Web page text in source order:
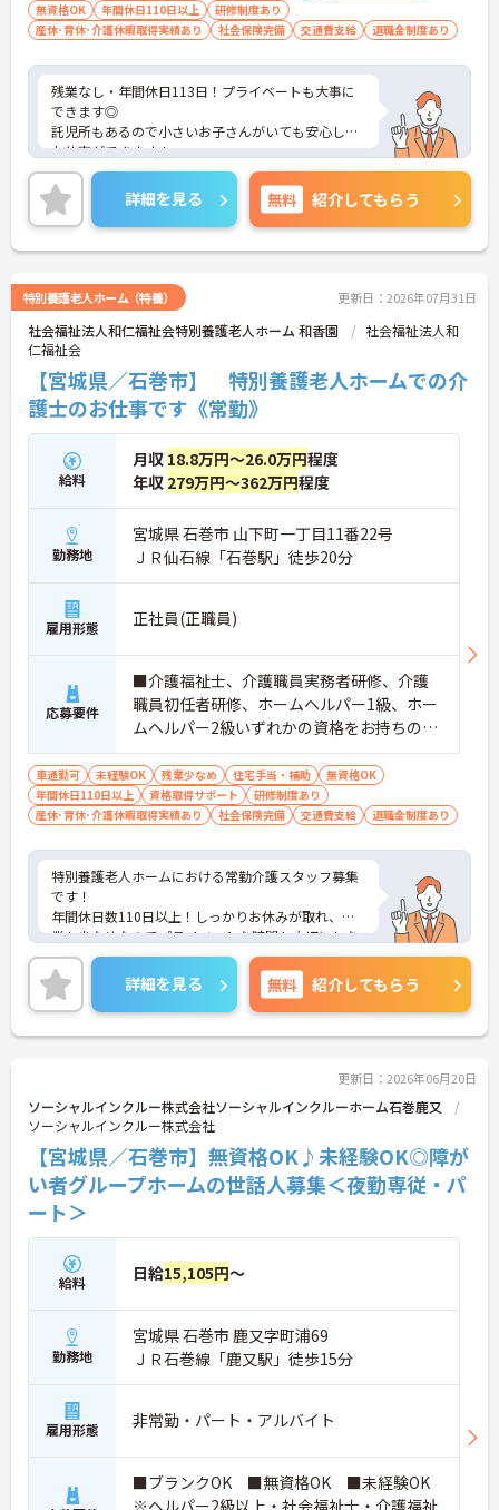
無資格OK
年間休日110日以上
研修制度あり
産休･育休･介護休暇取得実績あり
社会保険完備 交通費支給 退職金制度あり
残業なし・年間休日113日！プライベートも大事に
できます◎
託児所もあるので小さいお子さんがいても安心して
お仕事ができます！
ご興味ある方には、面接対策ポイントなど、さらに
詳細をお話しいたしますのでお気軽にご相談くださ
い！
詳細を見る 無料 紹介してもらう
特別養護老人ホーム（特養） 更新日：2026年07月31日
社会福祉法人和仁福祉会特別養護老人ホーム 和香園
社会福祉法人和
仁福祉会
【宮城県／石巻市】 特別養護老人ホームでの介
護士のお仕事です《常勤》
給料
月収 18.8万円～26.0万円程度
年収 279万円～362万円程度
勤務地
宮城県 石巻市 山下町一丁目11番22号
ＪＲ仙石線「石巻駅」徒歩20分
雇用形態 正社員(正職員)
応募要件
■介護福祉士、介護職員実務者研修、介護
職員初任者研修、ホームヘルパー1級、ホー
ムヘルパー2級いずれかの資格をお持ちの方
※経験があれば尚可 ■普通自動車運転免許
（AT限定可）
車通勤可 未経験OK 残業少なめ 住宅手当・補助
無資格OK
年間休日110日以上
資格取得サポート
研修制度あり
産休･育休･介護休暇取得実績あり
社会保険完備 交通費支給 退職金制度あり
特別養護老人ホームにおける常勤介護スタッフ募集
です！
年間休日数110日以上！しっかりお休みが取れ、残
業も少なめなのでプライベートな時間も大切にしな
がら働けます！
ご興味ある方には、面接のポイントなど、さらに詳
細をお話致しますのでお気軽にご相談ください。
詳細を見る 無料 紹介してもらう
更新日：2026年06月20日
ソーシャルインクルー株式会社ソーシャルインクルーホーム石巻鹿又
ソーシャルインクルー株式会社
【宮城県／石巻市】無資格OK♪未経験OK◎障が
い者グループホームの世話人募集＜夜勤専従・パ
ート＞
給料 日給15,105円～
勤務地
宮城県 石巻市 鹿又字町浦69
ＪＲ石巻線「鹿又駅」徒歩15分
雇用形態 非常勤・パート・アルバイト
■ブランクOK ■無資格OK ■未経験OK